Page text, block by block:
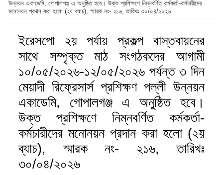
উন্নয়ন একাডেমি, গোপালগঞ্জ এ অনুষ্ঠিত হবে। উক্ত প্রশিক্ষণে নিম্নবর্ণিত কর্মকর্তা-কর্মচারীদের
মনোনয়ন প্রদান করা হলো (২য় ব্যাচ), স্মারক নং- ২১৬, তারিখঃ ৩০/০৪/২০২৬
ইরেসপো ২য় পর্যায় প্রকল্প বাস্তবায়নের
সাথে সম্পৃক্ত মাঠ সংগঠকদের আগামী
১০/০৫/২০২৬-১২/০৫/২০২৬ পর্যন্ত ৩ দিন
মেয়াদী রিফ্রেসার্স প্রশিক্ষণ পল্লী উন্নয়ন
একাডেমি, গোপালগঞ্জ এ অনুষ্ঠিত হবে।
উক্ত প্রশিক্ষণে নিম্নবর্ণিত কর্মকর্তা-
কর্মচারীদের মনোনয়ন প্রদান করা হলো (২য়
ব্যাচ), স্মারক নং- ২১৬, তারিখঃ
৩০/০৪/২০২৬